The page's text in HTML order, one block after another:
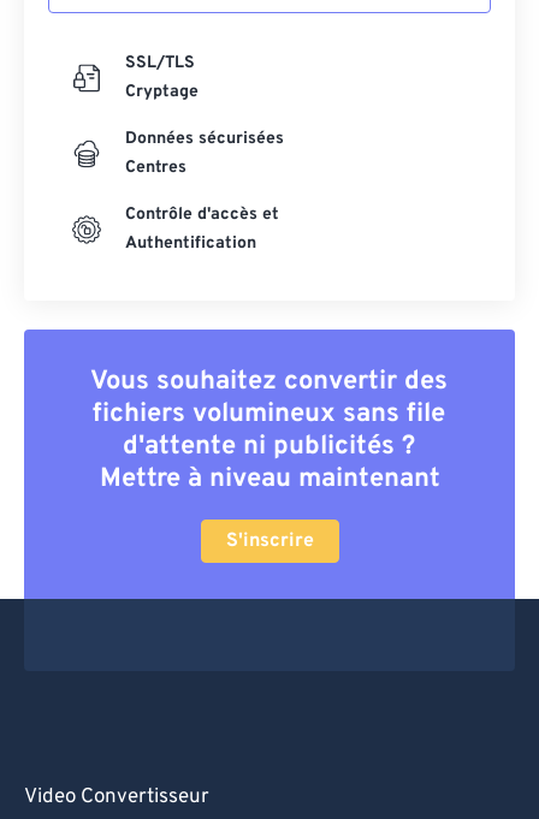
SSL/TLS
Cryptage
Données sécurisées
Centres
Contrôle d'accès et
Authentification
Vous souhaitez convertir des
fichiers volumineux sans file
d'attente ni publicités ?
Mettre à niveau maintenant
S'inscrire
Video Convertisseur